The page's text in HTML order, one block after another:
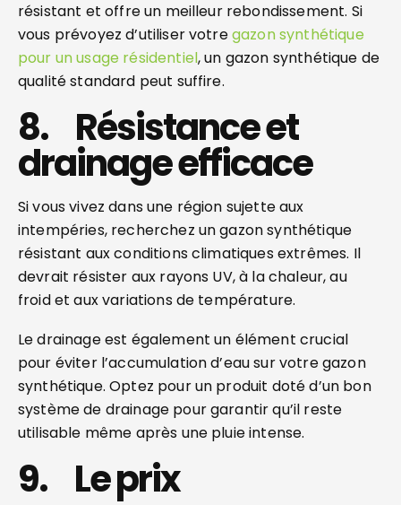
résistant et offre un meilleur rebondissement. Si
vous prévoyez d’utiliser votregazon synthétique
pour un usage résidentiel, un gazon synthétique de
qualité standard peut suffire.
8. Résistance et
drainage efficace
Si vous vivez dans une région sujette aux
intempéries, recherchez un gazon synthétique
résistant aux conditions climatiques extrêmes. Il
devrait résister aux rayons UV, à la chaleur, au
froid et aux variations de température.
Le drainage est également un élément crucial
pour éviter l’accumulation d’eau sur votre gazon
synthétique. Optez pour un produit doté d’un bon
système de drainage pour garantir qu’il reste
utilisable même après une pluie intense.
9. Le prix